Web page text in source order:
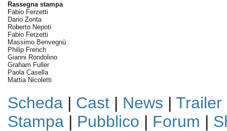
Rassegna stampa
Fabio Ferzetti
Dario Zonta
Roberto Nepoti
Fabio Ferzetti
Massimo Benvegnù
Philip French
Gianni Rondolino
Graham Fuller
Paola Casella
Mattia Nicoletti
Scheda| Cast| News | Trailer
Stampa| Pubblico | Forum |